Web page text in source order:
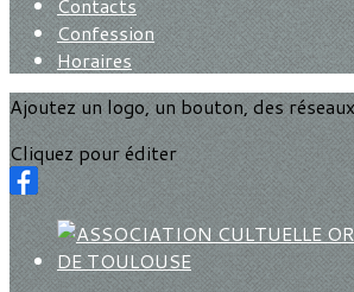
Confession
Horaires
Ajoutez un logo, un bouton, des
Cliquez pour éditer